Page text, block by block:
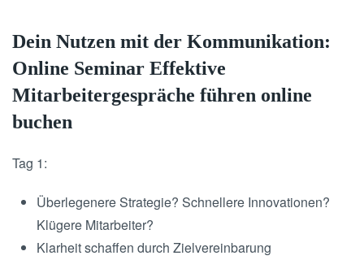
Dein Nutzen mit der Kommunikation:
Online Seminar Effektive
Mitarbeitergespräche führen online
buchen
Tag 1:
Überlegenere Strategie? Schnellere Innovationen?
Klügere Mitarbeiter?
Klarheit schaffen durch Zielvereinbarung